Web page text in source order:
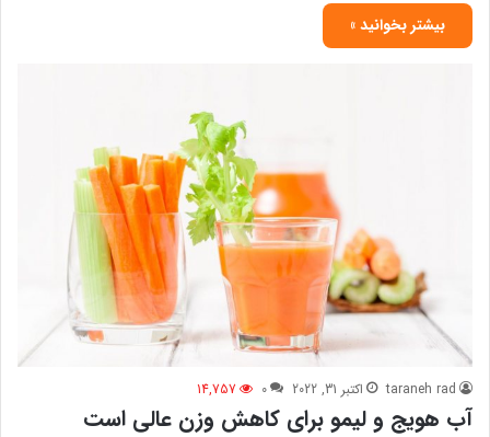
بیشتر بخوانید »
taraneh rad اکتبر 31, 2022 0
14,757
آب هویج و لیمو برای کاهش وزن عالی است